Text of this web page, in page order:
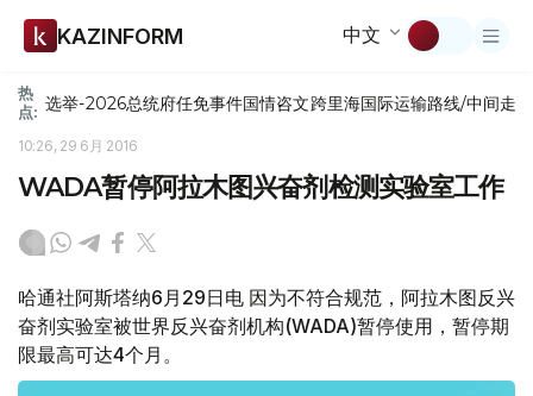
KAZINFORM 中文
热
点: 选举-2026总统府任免事件国情咨文跨里海国际运输路线/中间走廊
10:26, 29 6月 2016
WADA暂停阿拉木图兴奋剂检测实验室工作
哈通社阿斯塔纳6月29日电 因为不符合规范，阿拉木图反兴
奋剂实验室被世界反兴奋剂机构(WADA)暂停使用，暂停期
限最高可达4个月。